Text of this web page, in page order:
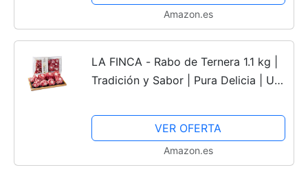
Amazon.es
LA FINCA - Rabo de Ternera 1.1 kg |
Tradición y Sabor | Pura Delicia | Un
Modernos | Experiencia Culinaria |
Carne Fresca
VER OFERTA
Amazon.es